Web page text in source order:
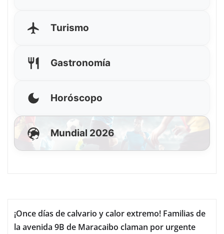
Turismo
Gastronomía
Horóscopo
Mundial 2026
¡Once días de calvario y calor extremo! Familias de
la avenida 9B de Maracaibo claman por urgente